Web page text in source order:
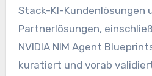
Stack-KI-Kundenlösungen
Partnerlösungen,
NVIDIA NIM Agent
kuratiert und vorab